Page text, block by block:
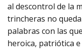
al descontrol de la
trincheras no
palabras con las
heroica, patriótica